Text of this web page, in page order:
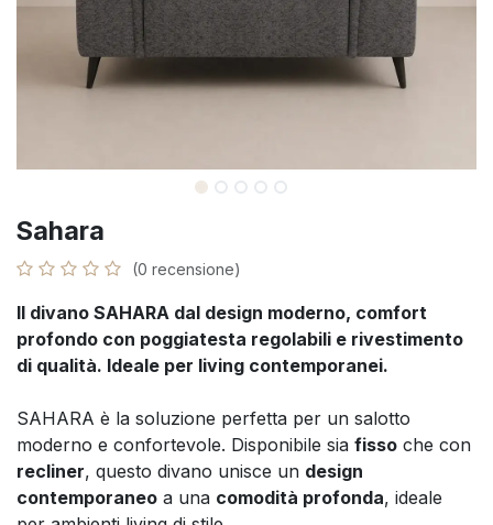
Sahara
(0 recensione)
Il divano SAHARA dal design moderno, comfort
profondo con poggiatesta regolabili e rivestimento
di qualità. Ideale per living contemporanei.
SAHARA è la soluzione perfetta per un salotto
moderno e confortevole. Disponibile sia fisso che con
recliner, questo divano unisce un design
contemporaneo a una comodità profonda, ideale